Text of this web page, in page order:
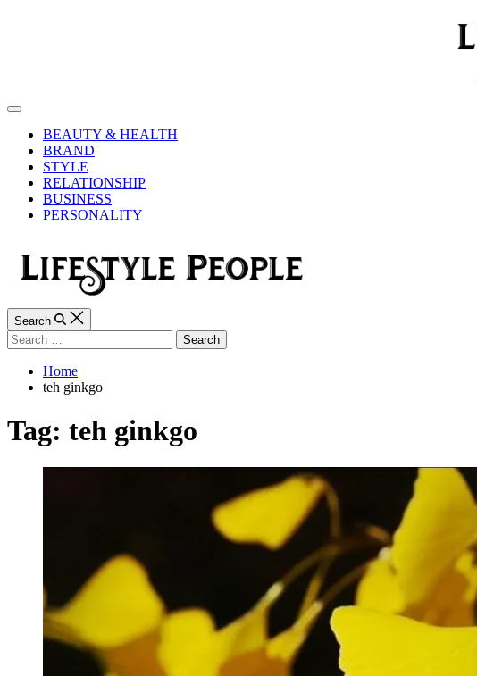
Off
CanvasBEAUTY & HEALTH
BRAND
STYLE
RELATIONSHIP
BUSINESS
PERSONALITY
Search
Search
for:
Home
teh ginkgo
Tag: teh ginkgo